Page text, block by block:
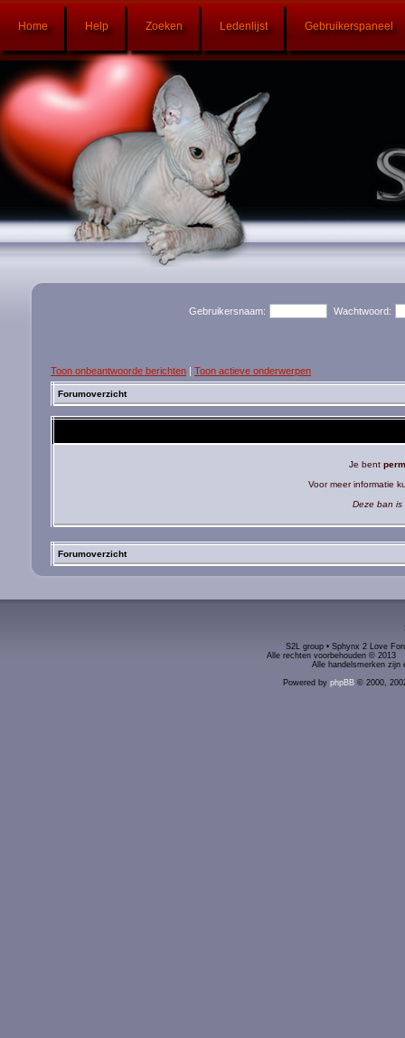
Home Help Zoeken Ledenlijst Gebruikerspaneel
Gebruikersnaam: Wachtwoord:
Toon onbeantwoorde berichten | Toon actieve onderwerpen
Forumoverzicht
Je bent
Voor meer informatie
Deze ban is
Forumoverzicht
S2L group • Sphynx 2 Love
Alle rechten voorbehouden ©
Alle handelsmerken zijn
Powered by phpBB© 2000,